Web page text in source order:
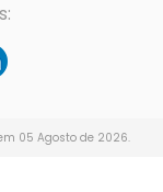
05 Agosto de 2026.